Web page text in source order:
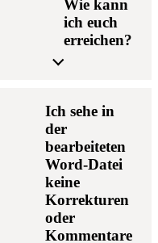
Wie kann
ich euch
erreichen?
Ich sehe in
der
bearbeiteten
Word-Datei
keine
Korrekturen
oder
Kommentare